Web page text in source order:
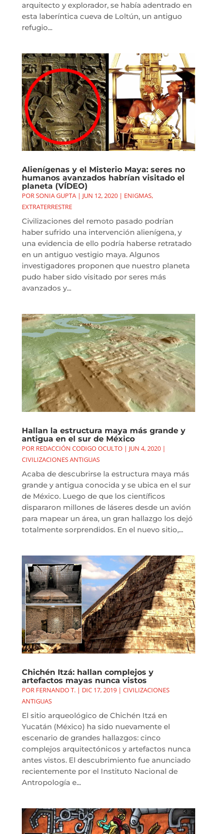
arquitecto y explorador, se había adentrado en
esta laberíntica cueva de Loltún, un antiguo
refugio...
Alienígenas y el Misterio Maya: seres no
humanos avanzados habrían visitado el
planeta (VÍDEO)
PORSONIA GUPTA| JUN 12, 2020| ENIGMAS,
EXTRATERRESTRE
Civilizaciones del remoto pasado podrían
haber sufrido una intervención alienígena, y
una evidencia de ello podría haberse retratado
en un antiguo vestigio maya. Algunos
investigadores proponen que nuestro planeta
pudo haber sido visitado por seres más
avanzados y...
Hallan la estructura maya más grande y
antigua en el sur de México
POR REDACCIÓN CODIGO OCULTO| JUN 4, 2020|
CIVILIZACIONES ANTIGUAS
Acaba de descubrirse la estructura maya más
grande y antigua conocida y se ubica en el sur
de México. Luego de que los científicos
dispararon millones de láseres desde un avión
para mapear un área, un gran hallazgo los dejó
totalmente sorprendidos. En el nuevo sitio,...
Chichén Itzá: hallan complejos y
artefactos mayas nunca vistos
POR FERNANDO T.| DIC 17, 2019| CIVILIZACIONES
ANTIGUAS
El sitio arqueológico de Chichén Itzá en
Yucatán (México) ha sido nuevamente el
escenario de grandes hallazgos: cinco
complejos arquitectónicos y artefactos nunca
antes vistos. El descubrimiento fue anunciado
recientemente por el Instituto Nacional de
Antropología e...